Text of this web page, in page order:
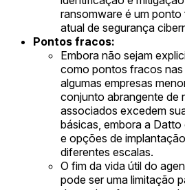
ransomware é um
atual de segurança
Pontos fracos:
Embora não sejam
como pontos fracos nas
algumas empresas
conjunto abrangente de
associados excedem
básicas, embora a
e opções de
diferentes escalas.
O fim da vida útil do
pode ser uma limitação